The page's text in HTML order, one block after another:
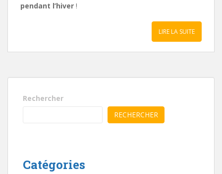
pendant l’hiver !
LIRE LA SUITE
Rechercher
RECHERCHER
Catégories